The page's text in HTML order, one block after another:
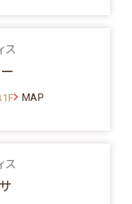
ス
MAP
ス